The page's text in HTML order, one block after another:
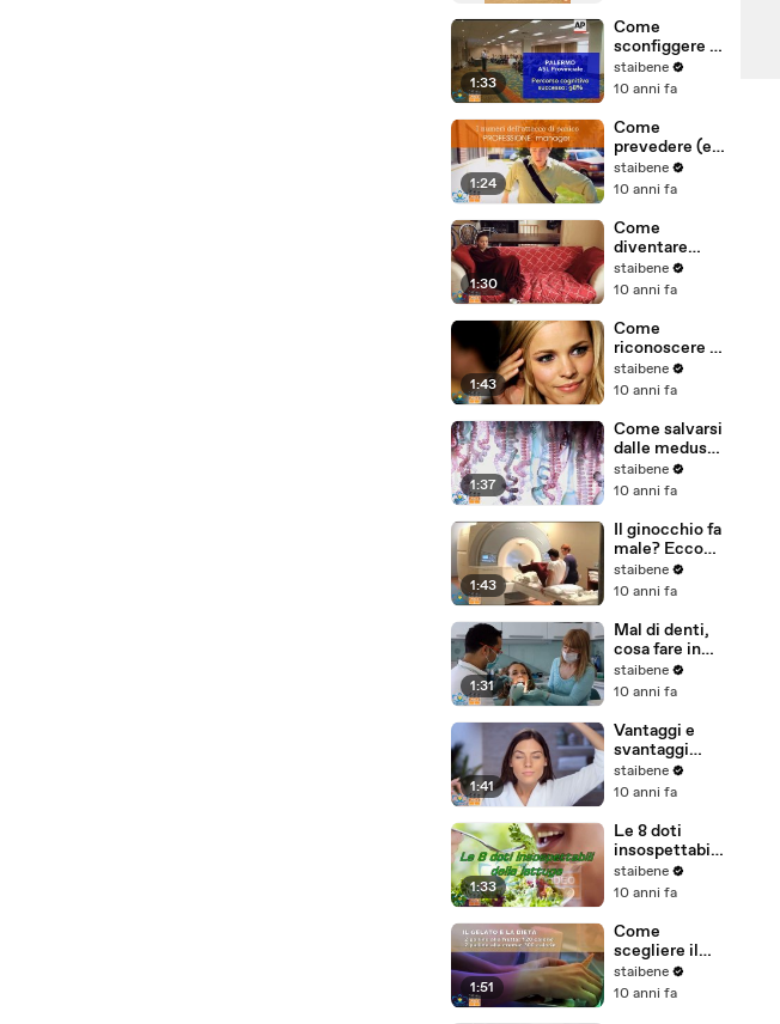
1:33
Come
sconfiggere la
paura di volare
staibene
10 anni fa
1:24
Come
prevedere (ed
evitare) gli
attacchi di
staibene
10 anni fa
1:30
Come
diventare
ottimisti in 6
mosse
staibene
10 anni fa
1:43
Come
riconoscere i
nei pericolosi
staibene
10 anni fa
1:37
Come salvarsi
dalle meduse
in vacanza
staibene
10 anni fa
1:43
Il ginocchio fa
male? Ecco
che fare
staibene
10 anni fa
1:31
Mal di denti,
cosa fare in
caso di
emergenza
staibene
10 anni fa
1:41
Vantaggi e
svantaggi
delle lenti a
contatto
staibene
10 anni fa
1:33
Le 8 doti
insospettabili
della lattuga
staibene
10 anni fa
1:51
Come
scegliere il
gelato
migliore
staibene
10 anni fa